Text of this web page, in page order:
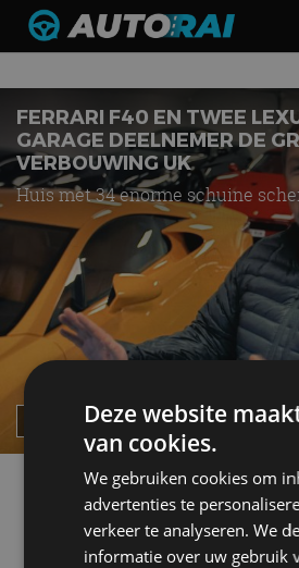
Podcast
Autotests
Automerken
Adverteren
Contact
MotorRAI.nl
Nieuws over
FERRARI F40 EN TWEE
GARAGE DEELNEMER DE
VERBOUWING UK
Huis met 34 enorme schuine
AutoRAI in Miniatuur:
gebracht
mei 2017
Deze website
van cookies.
We gebruiken cookies om
advertenties te
verkeer te analyseren. We
informatie over uw gebruik